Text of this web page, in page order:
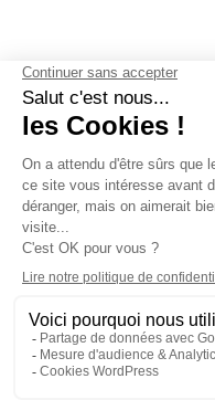
Contactez-nous-
confidentialité-Gestion